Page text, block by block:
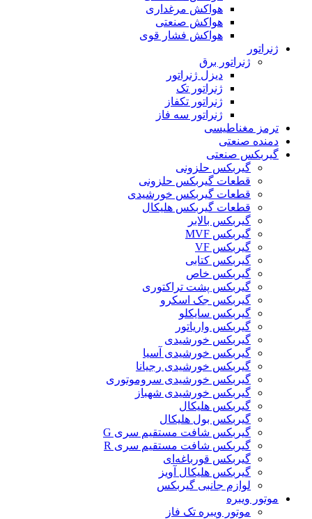
هواکش مرغداری
هواکش صنعتی
هواکش فشار قوی
ژنراتور
ژنراتور برق
دیزل ژنراتور
ژنراتور تک
ژنراتور تکفاز
ژنراتور سه فاز
ترمز مغناطیسی
دمنده صنعتی
گیربکس صنعتی
گیربکس حلزونی
قطعات گيربکس حلزونی
قطعات گيربکس خورشيدی
قطعات گیربکس هلیکال
گيربکس بالابر
گیربکس MVF
گیربکس VF
گیربکس کتابی
گیربکس خاص
گیربکس پشت تراکتوری
گیربکس جک اسکرو
گیربکس سایکلو
گیربکس واریاتور
گیربکس خورشیدی
گیربکس خورشیدی آسیا
گیربکس خورشیدی رجیانا
گیربکس خورشیدی سروموتوری
گیربکس خورشیدی شهباز
گیربکس هلیکال
گیربکس بول هلیکال
گیربکس شافت مستقیم سری G
گیربکس شافت مستقیم سری R
گیربکس قورباغه‌ای
گیربکس هلیکال آویز
لوازم جانبی گیربکس
موتور ویبره
موتور ویبره تک فاز